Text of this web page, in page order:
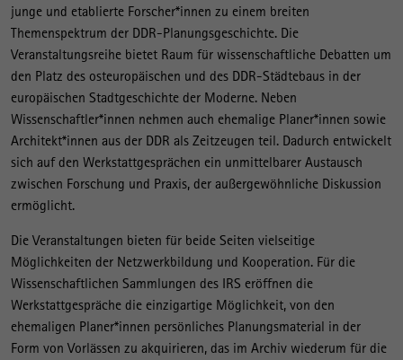
junge und etablierte Forscher*innen zu einem breiten
Themenspektrum der DDR-Planungsgeschichte. Die
Veranstaltungsreihe bietet Raum für wissenschaftliche Debatten um
den Platz des osteuropäischen und des DDR-Städtebaus in der
europäischen Stadtgeschichte der Moderne. Neben
Wissenschaftler*innen nehmen auch ehemalige Planer*innen sowie
Architekt*innen aus der DDR als Zeitzeugen teil. Dadurch entwickelt
sich auf den Werkstattgesprächen ein unmittelbarer Austausch
zwischen Forschung und Praxis, der außergewöhnliche Diskussion
ermöglicht.
Die Veranstaltungen bieten für beide Seiten vielseitige
Möglichkeiten der Netzwerkbildung und Kooperation. Für die
Wissenschaftlichen Sammlungen des IRS eröffnen die
Werkstattgespräche die einzigartige Möglichkeit, von den
ehemaligen Planer*innen persönliches Planungsmaterial in der
Form von Vorlässen zu akquirieren, das im Archiv wiederum für die